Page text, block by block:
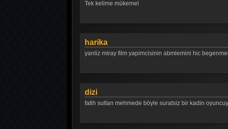
Tek kelime mükemel
harika
yanliz miray film yapimcisinin abmlemini hic
dizi
fatih sultan mehmede böyle suratsiz bir kadin